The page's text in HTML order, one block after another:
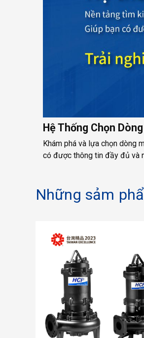
Hệ Thống Chọn
Khám phá và lựa chọn dòng
có được thông tin đầy đủ và
Những sảm